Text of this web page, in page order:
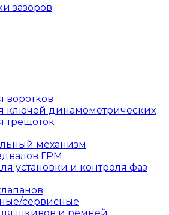
зазоров
воротков
ключей динамометрических
трещоток
механизм
ГРМ
установки и контроля фаз
сервисные